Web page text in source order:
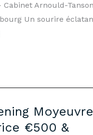
Arnould-Tanson
Un sourire
€500 &